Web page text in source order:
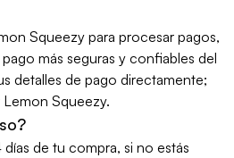
Squeezy para procesar pagos,
más seguras y confiables del
detalles de pago directamente;
Squeezy.
de tu compra, si no estás